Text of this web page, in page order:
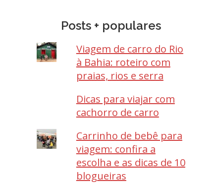
Posts + populares
Viagem de carro do Rio
à Bahia: roteiro com
praias, rios e serra
Dicas para viajar com
cachorro de carro
Carrinho de bebê para
viagem: confira a
escolha e as dicas de 10
blogueiras